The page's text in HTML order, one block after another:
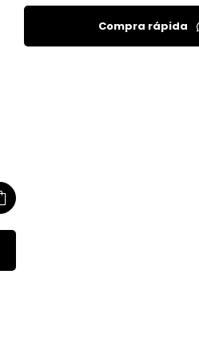
Compra rápida